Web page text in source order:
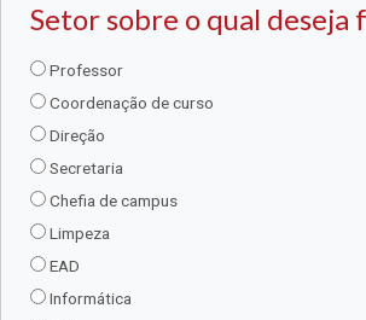
Setor sobre o qual deseja
Professor
Coordenação de curso
Direção
Secretaria
Chefia de campus
Limpeza
EAD
Informática